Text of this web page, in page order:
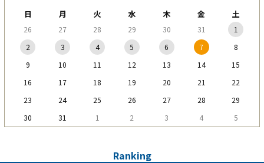
日 月 火 水 木 金 土
26 27 28 29 30 31
1
2
3 4 5 6 7
8
9
10 11 12 13 14
15
16
17 18 19 20 21
22
23
24 25 26 27 28
29
30
31 1 2 3 4 5
Ranking